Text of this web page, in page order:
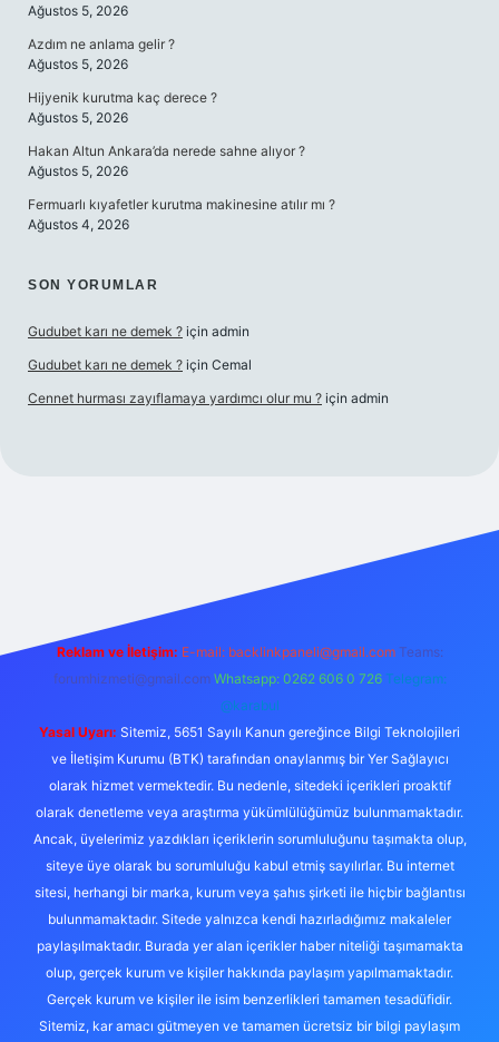
Ağustos 5, 2026
Azdım ne anlama gelir ?
Ağustos 5, 2026
Hijyenik kurutma kaç derece ?
Ağustos 5, 2026
Hakan Altun Ankara’da nerede sahne alıyor ?
Ağustos 5, 2026
Fermuarlı kıyafetler kurutma makinesine atılır mı ?
Ağustos 4, 2026
SON YORUMLAR
Gudubet karı ne demek ? için admin
Gudubet karı ne demek ? için Cemal
Cennet hurması zayıflamaya yardımcı olur mu ? için admin
Reklam ve İletişim: E-mail: backlinkpaneli@gmail.com Teams:
forumhizmeti@gmail.com Whatsapp: 0262 606 0 726 Telegram:
@karabul
Yasal Uyarı: Sitemiz, 5651 Sayılı Kanun gereğince Bilgi Teknolojileri
ve İletişim Kurumu (BTK) tarafından onaylanmış bir Yer Sağlayıcı
olarak hizmet vermektedir. Bu nedenle, sitedeki içerikleri proaktif
olarak denetleme veya araştırma yükümlülüğümüz bulunmamaktadır.
Ancak, üyelerimiz yazdıkları içeriklerin sorumluluğunu taşımakta olup,
siteye üye olarak bu sorumluluğu kabul etmiş sayılırlar. Bu internet
sitesi, herhangi bir marka, kurum veya şahıs şirketi ile hiçbir bağlantısı
bulunmamaktadır. Sitede yalnızca kendi hazırladığımız makaleler
paylaşılmaktadır. Burada yer alan içerikler haber niteliği taşımamakta
olup, gerçek kurum ve kişiler hakkında paylaşım yapılmamaktadır.
Gerçek kurum ve kişiler ile isim benzerlikleri tamamen tesadüfidir.
Sitemiz, kar amacı gütmeyen ve tamamen ücretsiz bir bilgi paylaşım